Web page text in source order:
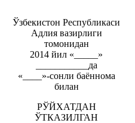
Ўзбекистон Республикаси
Адлия вазирлиги
томонидан
2014 йил «_____»
___________да
«____»-сонли баённома
билан
РЎЙХАТДАН
ЎТКАЗИЛГАН